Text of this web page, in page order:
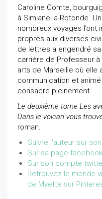
Caroline Comte,
à Simiane-la-Rotonde.
nombreux voyages
propres aux diverses
de lettres a engendré
carrière de Professeur à
arts de Marseille où elle
communication et
consacre pleinement.
Le deuxième tome Les
Dans le volcan vous
roman.
Suivre l'auteur sur
Sur sa page facebook
Sur son compte
Retrouvez le monde
de Myette sur